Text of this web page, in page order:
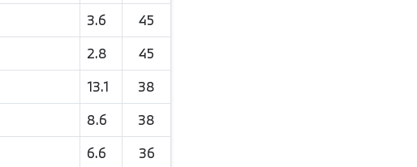
3.6
45
2.8 45
13.1
38
8.6 38
6.6
36